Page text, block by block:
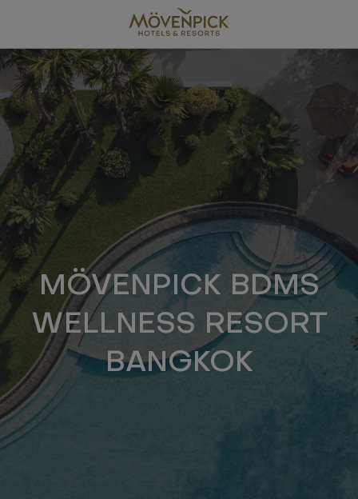
main
content
MÖVENPICK BDMS
WELLNESS RESORT
BANGKOK